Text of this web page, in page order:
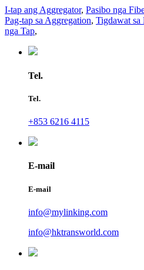
I-tap ang Aggregator, Pasibo nga
Pag-tap sa Aggregation, Tigdawat sa
nga Tap,
Tel.
Tel.
+853 6216 4115
E-mail
E-mail
info@mylinking.com
info@hktransworld.com